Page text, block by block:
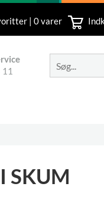
| 0 varer
SKUM